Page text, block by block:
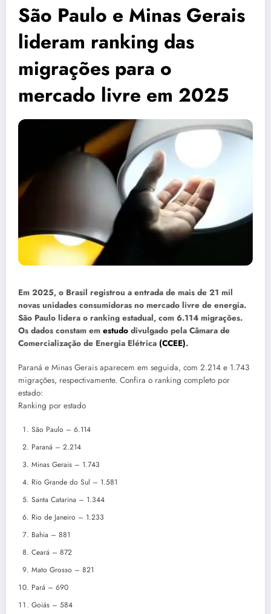
São Paulo e Minas Gerais
lideram ranking das
migrações para o
mercado livre em 2025
Em 2025, o Brasil registrou a entrada de mais de 21 mil
novas unidades consumidoras no mercado livre de energia.
São Paulo lidera o ranking estadual, com 6.114 migrações.
Os dados constam em estudo divulgado pela Câmara de
Comercialização de Energia Elétrica (CCEE).
Paraná e Minas Gerais aparecem em seguida, com 2.214 e 1.743
migrações, respectivamente. Confira o ranking completo por
estado:
Ranking por estado
São Paulo – 6.114
Paraná – 2.214
Minas Gerais – 1.743
Rio Grande do Sul – 1.581
Santa Catarina – 1.344
Rio de Janeiro – 1.233
Bahia – 881
Ceará – 872
Mato Grosso – 821
Pará – 690
Goiás – 584